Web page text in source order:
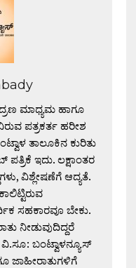
ಮಾಧ್ಯಮ ಹಾಗೂ
ಪತ್ರಕರ್ತ ಹರೀಶ
ತಾಲೂಕಿನ ಕುರಿತು
ಇದು. ಲಕ್ಷಾಂತರ
ವಿಶ್ಲೇಷಣೆಗೆ ಆದ್ಯತೆ.
ಸಹಕಾರವೂ ಬೇಕು.
ನೀಡುವುದಿದ್ದರೆ
ಬಂಟ್ವಾಳನ್ಯೂಸ್
ಜಾಹೀರಾತುಗಳಿಗೆ